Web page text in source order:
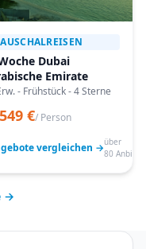
Dubai
Emirate
- Frühstück - 4 Sterne
549 €/ Person
vergleichen →über
80
→